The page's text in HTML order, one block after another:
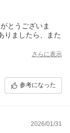
とうございま
りましたら、また
さらに表示
参考になった
2026/01/31